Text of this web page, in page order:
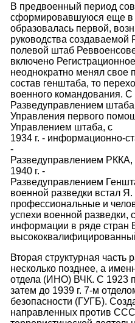
В предвоенный период
сформировавшуюся еще в
образовалась первой,
руководства
полевой штаб
включено
неоднократно менял свое
состав генштаба, то
военного командования. С
Разведуправлением
Управления первого
Управлением штаба, с
1934 г. - информационно-
-
Разведуправлением
1940 г. -
Разведуправлением
военной разведки встал
профессиональные и
успехи военной разведки,
информации в ряде
Вторая структурная часть
несколько позднее, а
отдела (ИНО) ВЧК. С 1923
затем до 1939 г. 7-м
безопасности (ГУГБ).
направленных против